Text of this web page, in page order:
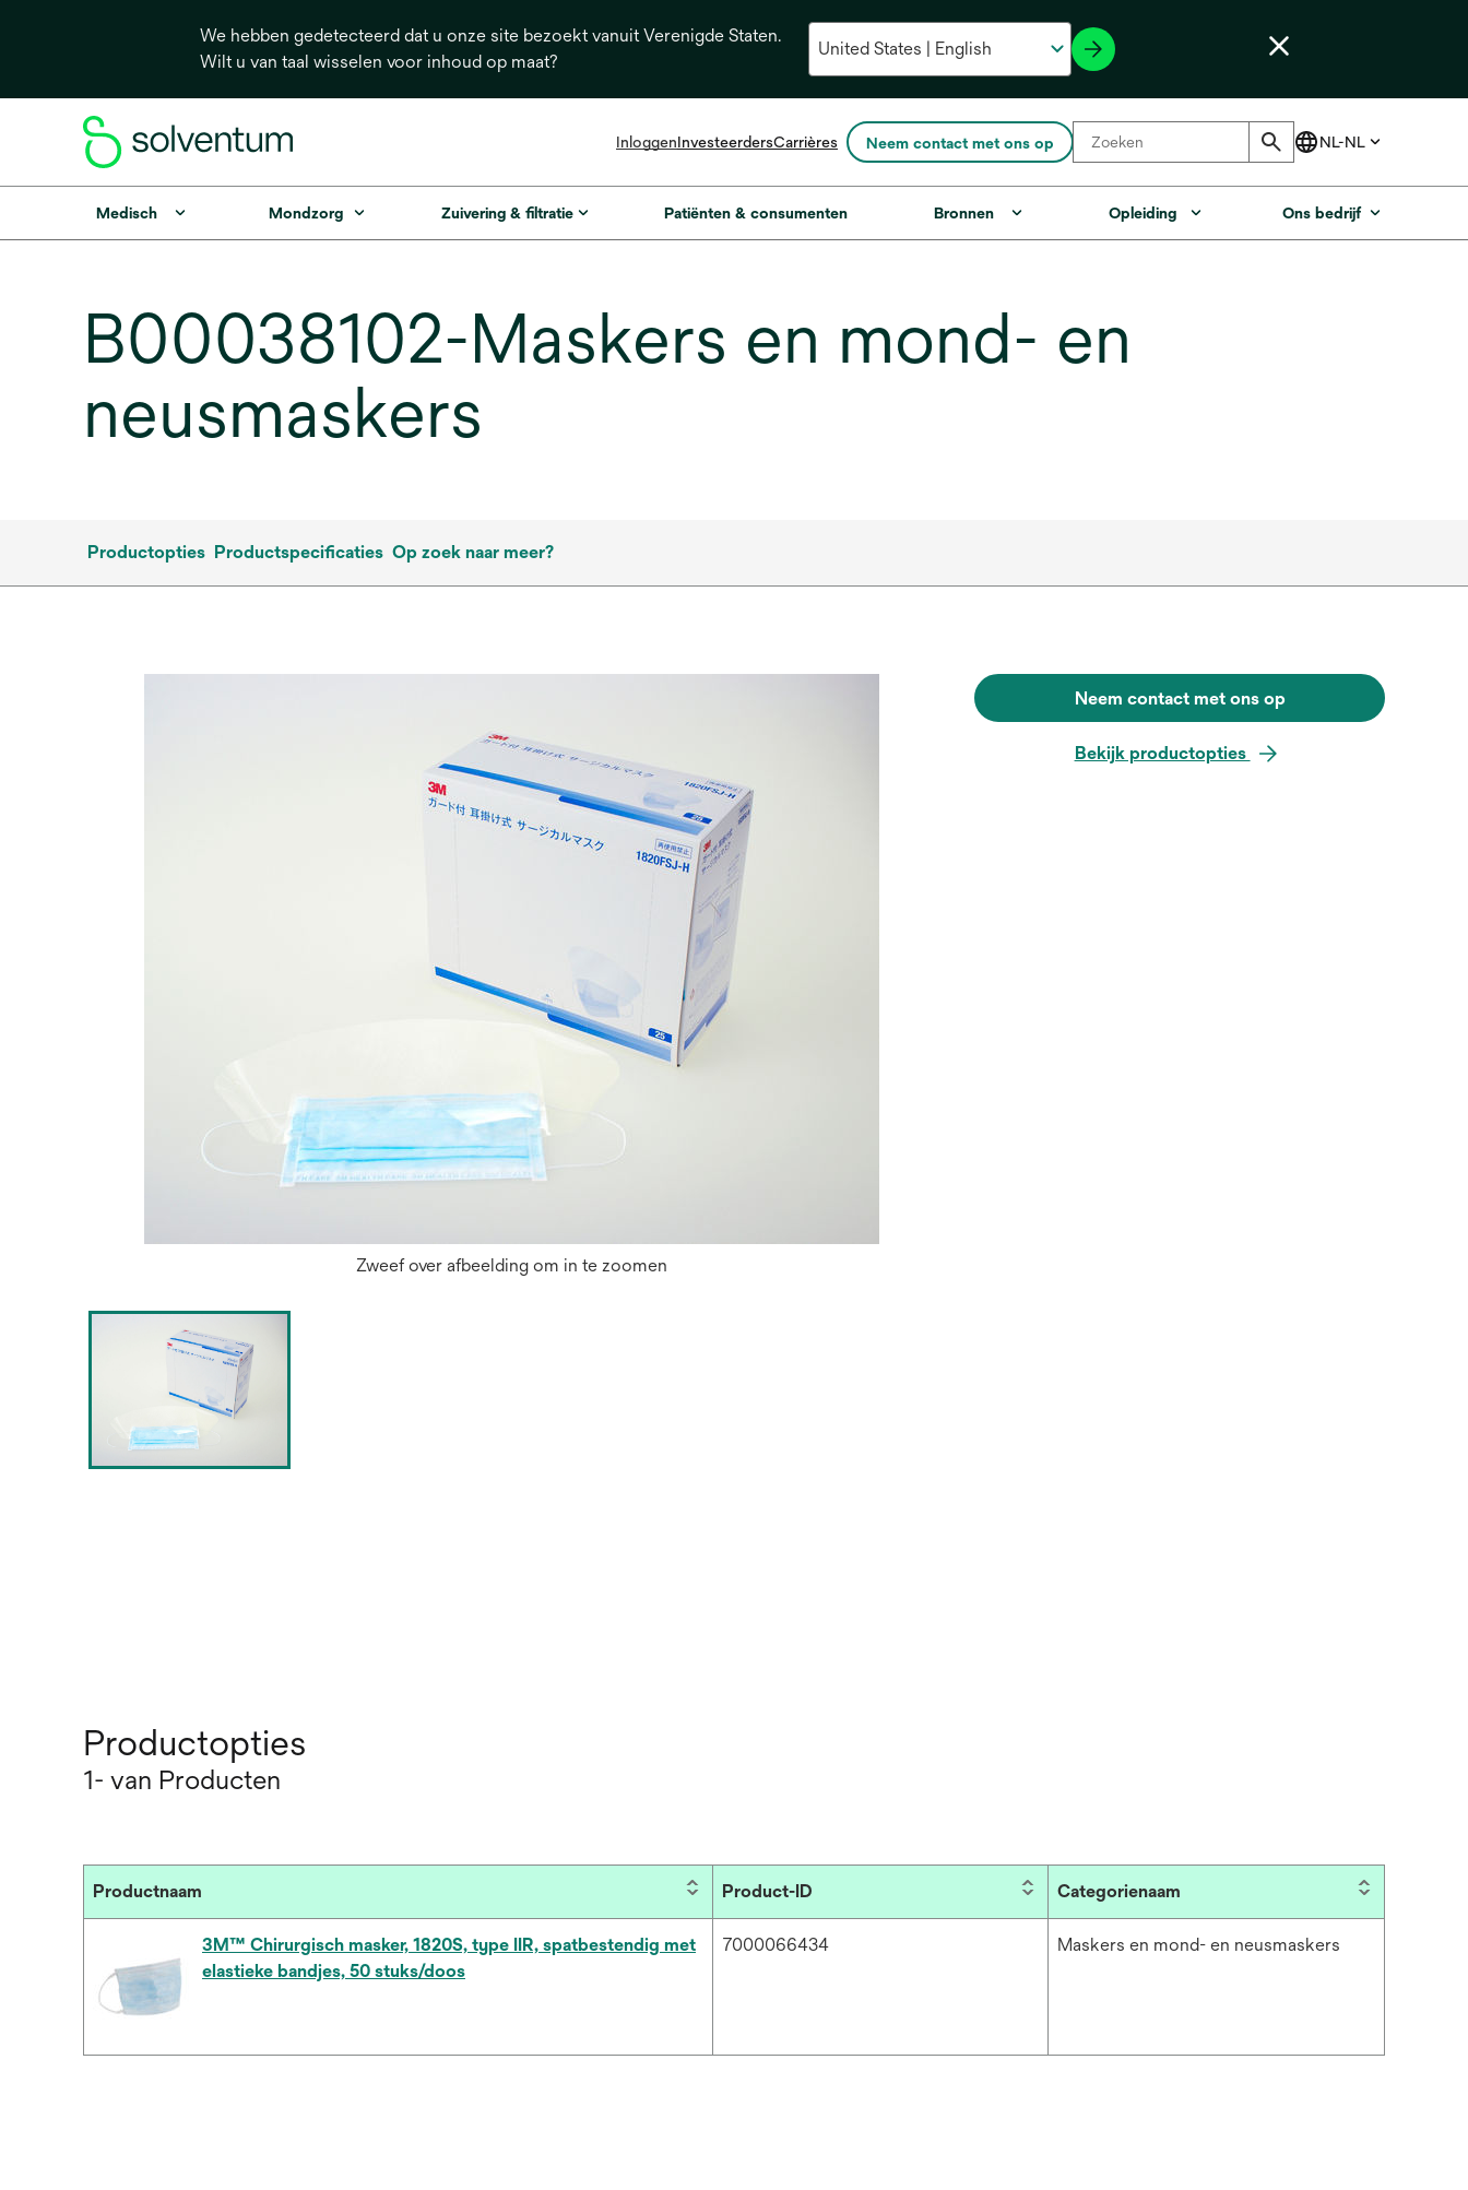
We hebben gedetecteerd dat u onze site bezoekt vanuit Verenigde Staten.
Wilt u van taal wisselen voor inhoud op maat?
InloggenInvesteerdersopens
a
new
Carrières Neem contact met ons op
Medisch Mondzorg Zuivering & filtratie Patiënten & consumenten Bronnen Opleiding Ons bedrijf
B00038102-Maskers en mond- en
neusmaskers
Productopties Productspecificaties Op zoek naar meer?
Zweef over afbeelding om in te zoomen
Neem contact met ons op
Bekijk productopties
Productopties
1- van Producten
Productnaam Product-ID Categorienaam
3M™ Chirurgisch masker, 1820S, type IIR, spatbestendig met
elastieke bandjes, 50 stuks/doos
7000066434 Maskers en mond- en neusmaskers